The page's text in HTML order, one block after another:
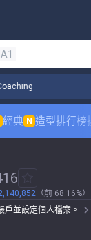
經典 N 造型排行榜
（前 68.16%）
戶並設定個人檔案。